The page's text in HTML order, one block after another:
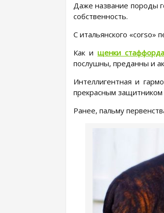
Даже название породы
собственность.
С итальянского «corso»
Как ищенки стаффорда
послушны, преданны и
Интеллигентная и
прекрасным защитником
Ранее, пальму